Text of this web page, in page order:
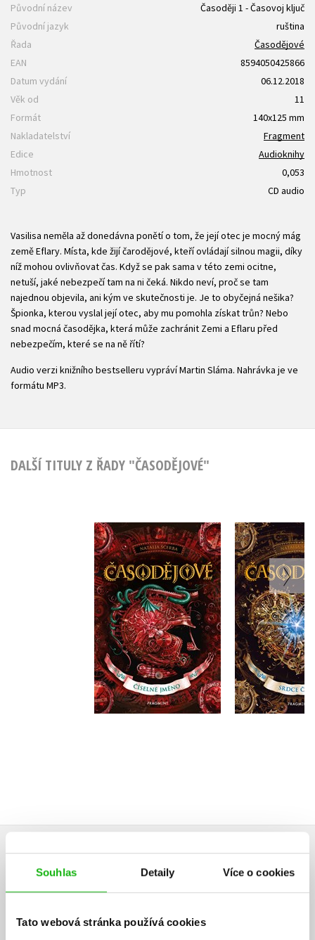
Souhlas Detaily Více o cookies
Tato webová stránka používá cookies
Původní název
Časoději 1 - Časovoj ključ
Původní jazyk
ruština
Řada
Časodějové
EAN
8594050425866
Datum vydání
06.12.2018
Věk od
11
Formát
140x125 mm
Nakladatelství
Fragment
Edice
Audioknihy
Hmotnost
0,053
Typ
CD audio
Vasilisa neměla až donedávna ponětí o tom, že její otec je mocný mág
země Eflary. Místa, kde žijí čarodějové, kteří ovládají silnou magii, díky
níž mohou ovlivňovat čas. Když se pak sama v této zemi ocitne,
netuší, jaké nebezpečí tam na ni čeká. Nikdo neví, proč se tam
najednou objevila, ani kým ve skutečnosti je. Je to obyčejná nešika?
Špionka, kterou vyslal její otec, aby mu pomohla získat trůn? Nebo
snad mocná časodějka, která může zachránit Zemi a Eflaru před
nebezpečím, které se na ně řítí?
Audio verzi knižního bestselleru vypráví Martin Sláma. Nahrávka je ve
formátu MP3.
DALŠÍ TITULY Z ŘADY "ČASODĚJOVÉ"
Časodějové – Číselné
jméno
Natalja Ščerba
Do košíku
399 Kč
319 Kč
Natalja
Do
319 Kč
V současné době nejsou vytvořena žádná uživatelská hodnocení.
Vaše hodnocení